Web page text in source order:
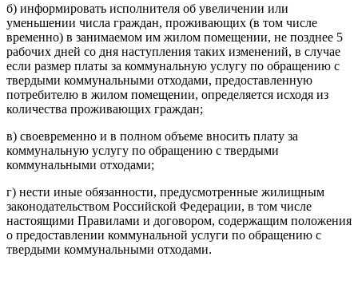
б) информировать исполнителя об увеличении или
уменьшении числа граждан, проживающих (в том числе
временно) в занимаемом им жилом помещении, не позднее 5
рабочих дней со дня наступления таких изменений, в случае
если размер платы за коммунальную услугу по обращению с
твердыми коммунальными отходами, предоставленную
потребителю в жилом помещении, определяется исходя из
количества проживающих граждан;
в) своевременно и в полном объеме вносить плату за
коммунальную услугу по обращению с твердыми
коммунальными отходами;
г) нести иные обязанности, предусмотренные жилищным
законодательством Российской Федерации, в том числе
настоящими Правилами и договором, содержащим положения
о предоставлении коммунальной услуги по обращению с
твердыми коммунальными отходами.